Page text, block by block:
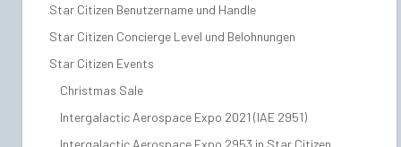
Star Citizen Benutzername und Handle
Star Citizen Concierge Level und Belohnungen
Star Citizen Events
Christmas Sale
Intergalactic Aerospace Expo 2021 (IAE 2951)